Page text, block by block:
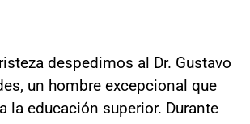
despedimos al Dr. Gustavo
un hombre excepcional que
la educación superior. Durante